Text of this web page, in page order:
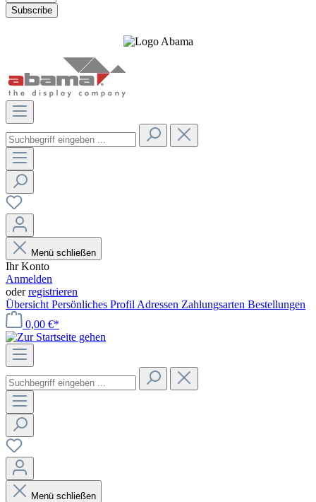
Menü schließen
Ihr Konto
Anmelden
oderregistrieren
Übersicht Persönliches Profil Adressen Zahlungsarten Bestellungen
0,00 €*
Menü schließen